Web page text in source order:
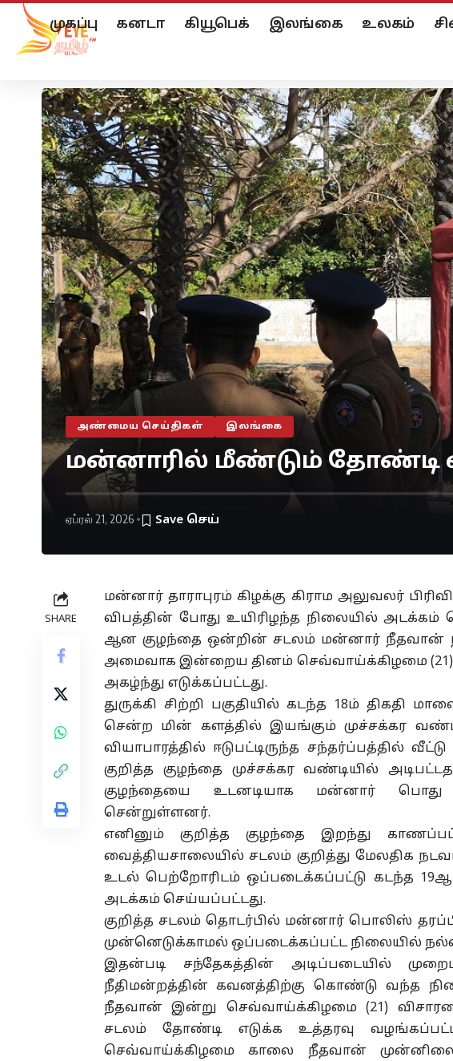
முகப்பு கனடா கியூபெக் இலங்கை உலகம்
அண்மைய செய்திகள் இலங்கை
மன்னாரில் மீண்டும் தோண்டி
ஏப்ரல் 21, 2026
SHARE
மன்னார் தாராபுரம் கிழக்கு கிராம அலுவலர்
விபத்தின் போது உயிரிழந்த நிலையில் அடக்கம்
ஆன குழந்தை ஒன்றின் சடலம் மன்னார் நீதவான்
அமைவாக இன்றைய தினம் செவ்வாய்க்கிழமை (21)
அகழ்ந்து எடுக்கப்பட்டது.
துருக்கி சிற்றி பகுதியில் கடந்த 18ம்
சென்ற மின் களத்தில் இயங்கும் முச்சக்கர வண்டி
வியாபாரத்தில் ஈடுபட்டிருந்த சந்தர்ப்பத்தில்
குறித்த குழந்தை முச்சக்கர வண்டியில்
குழந்தையை உடனடியாக மன்னார் பொது
சென்றுள்ளனர்.
எனினும் குறித்த குழந்தை இறந்து
வைத்தியசாலையில் சடலம் குறித்து மேலதிக
உடல் பெற்றோரிடம் ஒப்படைக்கப்பட்டு கடந்த 19ஆம்
அடக்கம் செய்யப்பட்டது.
குறித்த சடலம் தொடர்பில் மன்னார் பொலிஸ்
முன்னெடுக்காமல் ஒப்படைக்கப்பட்ட நிலையில்
இதன்படி சந்தேகத்தின் அடிப்படையில்
நீதிமன்றத்தின் கவனத்திற்கு கொண்டு வந்த
நீதவான் இன்று செவ்வாய்க்கிழமை (21)
சடலம் தோண்டி எடுக்க உத்தரவு
செவ்வாய்க்கிழமை காலை நீதவான்